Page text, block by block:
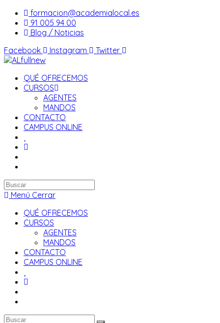
Saltar
contenido
formacion@academialocal.es
91 005 94 00
Blog / Noticias
Facebook
Instagram Twitter
QUÉ OFRECEMOS
CURSOS
AGENTES
MANDOS
CONTACTO
CAMPUS ONLINE
Buscar
en
web
Menú Cerrar
QUÉ OFRECEMOS
CURSOS
AGENTES
MANDOS
CONTACTO
CAMPUS ONLINE